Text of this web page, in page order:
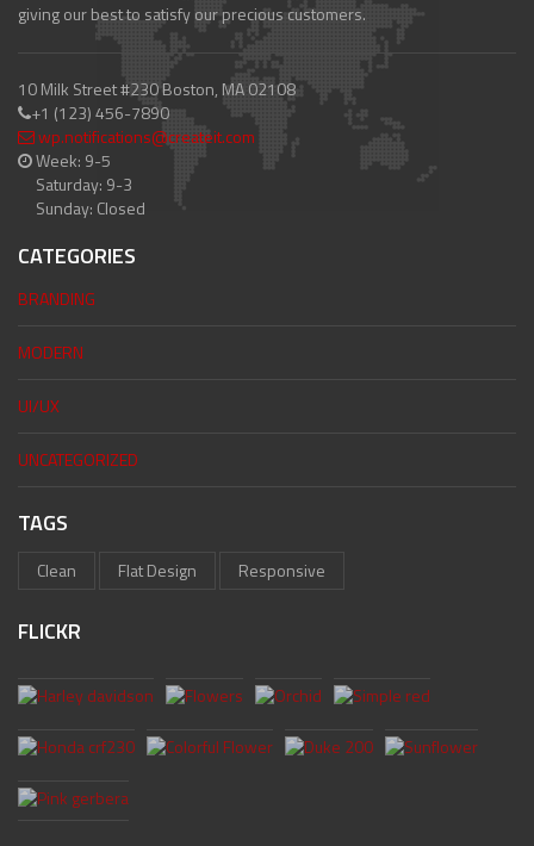
giving our best to satisfy our precious customers.
10 Milk Street #230 Boston, MA 02108
+1 (123) 456-7890
wp.notifications@createit.com
Week: 9-5
Saturday: 9-3
Sunday: Closed
CATEGORIES
BRANDING
MODERN
UI/UX
UNCATEGORIZED
TAGS
Clean Flat Design Responsive
FLICKR